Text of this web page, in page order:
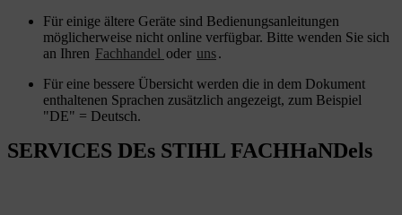
Für einige ältere Geräte sind Bedienungsanleitungen
möglicherweise nicht online verfügbar. Bitte wenden Sie sich
an Ihren Fachhandel oder uns.
Für eine bessere Übersicht werden die in dem Dokument
enthaltenen Sprachen zusätzlich angezeigt, zum Beispiel
"DE" = Deutsch.
SERVICES DEs STIHL FACHHaNDels